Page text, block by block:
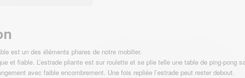
est un des éléments phares de notre mobilier.
et fiable. L’estrade pliante est sur roulette et se plie telle une table de ping-pong
avec faible encombrement. Une fois repliée l’estrade peut rester debout.